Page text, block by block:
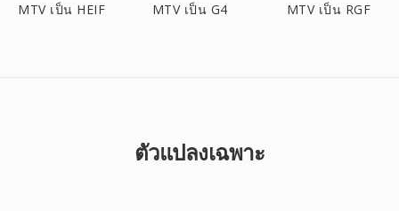
MTV เป็น HEIF MTV เป็น G4 MTV เป็น RGF
ตัวแปลงเฉพาะ